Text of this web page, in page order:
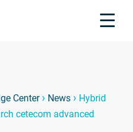
Center › News › Hybrid
cetecom advanced